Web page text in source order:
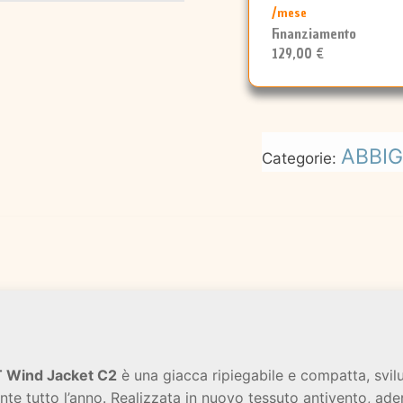
/mese
Finanziamento
129,00 €
Categorie:
Wind Jacket C2 è una giacca ripiegabile e compatta,
tutto l’anno. Realizzata in nuovo tessuto antivento,